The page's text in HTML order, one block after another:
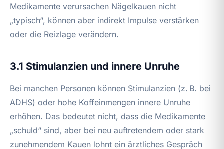
Medikamente verursachen Nägelkauen nicht
„typisch“, können aber indirekt Impulse verstärken
oder die Reizlage verändern.
3.1 Stimulanzien und innere Unruhe
Bei manchen Personen können Stimulanzien (z. B. bei
ADHS) oder hohe Koffeinmengen innere Unruhe
erhöhen. Das bedeutet nicht, dass die Medikamente
„schuld“ sind, aber bei neu auftretendem oder stark
zunehmendem Kauen lohnt ein ärztliches Gespräch